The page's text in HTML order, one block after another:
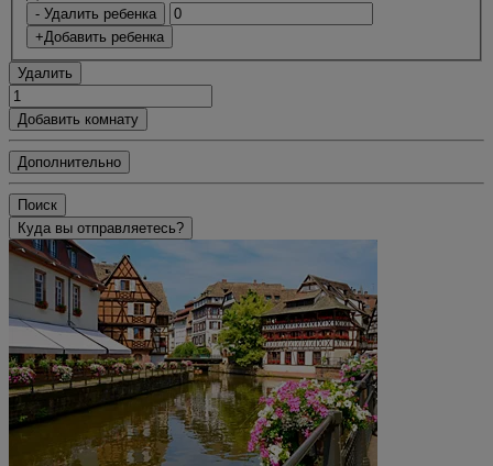
- Удалить ребенка
+Добавить ребенка
Удалить
Добавить комнату
Дополнительно
Поиск
Куда вы отправляетесь?